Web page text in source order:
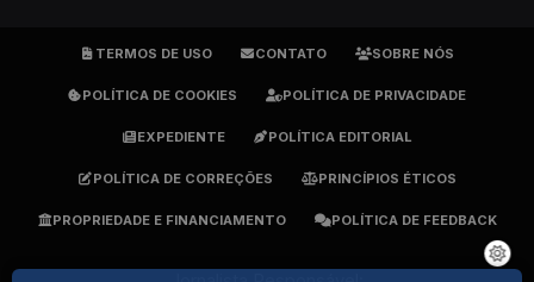
TERMOS DE USO CONTATO SOBRE NÓS
POLÍTICA DE COOKIES POLÍTICA DE PRIVACIDADE
EXPEDIENTE POLÍTICA EDITORIAL
POLÍTICA DE CORREÇÕES PRINCÍPIOS ÉTICOS
PROPRIEDADE E FINANCIAMENTO POLÍTICA DE FEEDBACK